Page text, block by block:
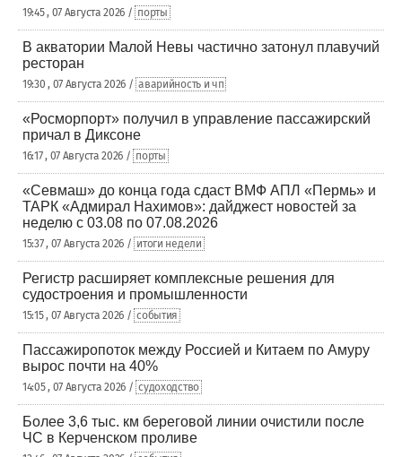
19:45 , 07 Августа 2026 / порты
В акватории Малой Невы частично затонул плавучий
ресторан
19:30 , 07 Августа 2026 / аварийность и чп
«Росморпорт» получил в управление пассажирский
причал в Диксоне
16:17 , 07 Августа 2026 / порты
«Севмаш» до конца года сдаст ВМФ АПЛ «Пермь» и
ТАРК «Адмирал Нахимов»: дайджест новостей за
неделю с 03.08 по 07.08.2026
15:37 , 07 Августа 2026 / итоги недели
Регистр расширяет комплексные решения для
судостроения и промышленности
15:15 , 07 Августа 2026 / события
Пассажиропоток между Россией и Китаем по Амуру
вырос почти на 40%
14:05 , 07 Августа 2026 / судоходство
Более 3,6 тыс. км береговой линии очистили после
ЧС в Керченском проливе